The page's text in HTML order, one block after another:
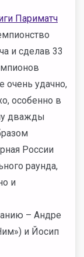
Париматч
и сделав 33
очень удачно,
особенно в
дважды
России
раунда,
и
– Андре
и Йосип